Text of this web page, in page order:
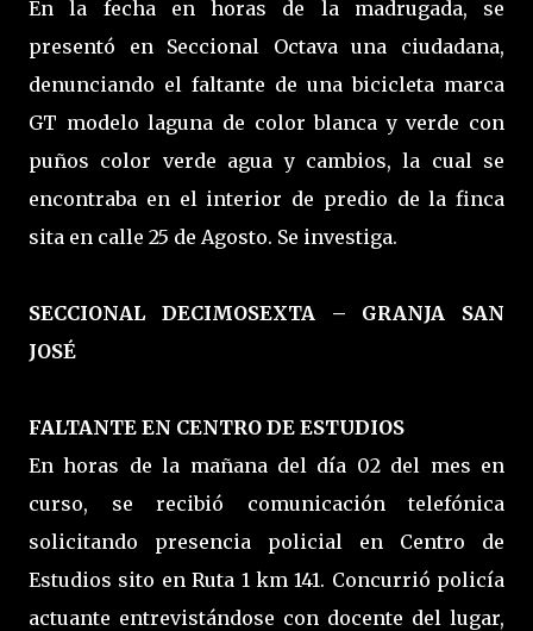
En la fecha en horas de la madrugada, se
presentó en Seccional Octava una ciudadana,
denunciando el faltante de una bicicleta marca
GT modelo laguna de color blanca y verde con
puños color verde agua y cambios, la cual se
encontraba en el interior de predio de la finca
sita en calle 25 de Agosto. Se investiga.
SECCIONAL DECIMOSEXTA – GRANJA SAN
JOSÉ
FALTANTE EN CENTRO DE ESTUDIOS
En horas de la mañana del día 02 del mes en
curso, se recibió comunicación telefónica
solicitando presencia policial en Centro de
Estudios sito en Ruta 1 km 141. Concurrió policía
actuante entrevistándose con docente del lugar,